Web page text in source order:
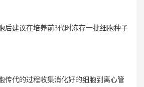
后建议在培养前3代时冻存一批细胞种子
传代的过程收集消化好的细胞到离心管